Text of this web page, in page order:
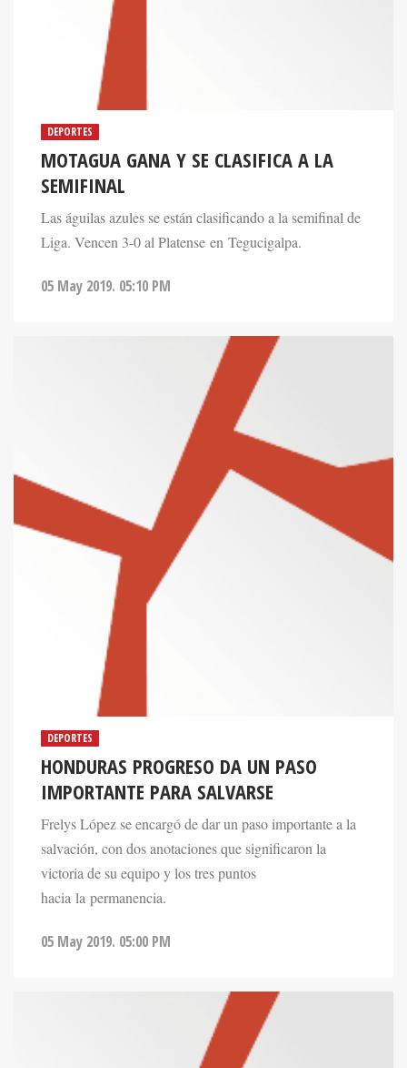
DEPORTES
MOTAGUA GANA Y SE CLASIFICA A LA
SEMIFINAL
Las águilas azules se están clasificando a la semifinal de
Liga. Vencen 3-0 al Platense en Tegucigalpa.
05 May 2019. 05:10 PM
DEPORTES
HONDURAS PROGRESO DA UN PASO
IMPORTANTE PARA SALVARSE
Frelys López se encargó de dar un paso importante a la
salvación, con dos anotaciones que significaron la
victoria de su equipo y los tres puntos
hacia la permanencia.
05 May 2019. 05:00 PM